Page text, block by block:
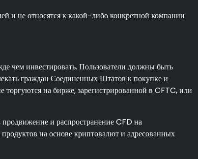
и не относятся к какой-либо конкретной компании
чем инвестировать. Пользователи должны быть
граждан Соединенных Штатов к покупке и
на бирже, зарегистрированной в CFTC, или
и распространение CFD на
на основе криптовалют и адресованных